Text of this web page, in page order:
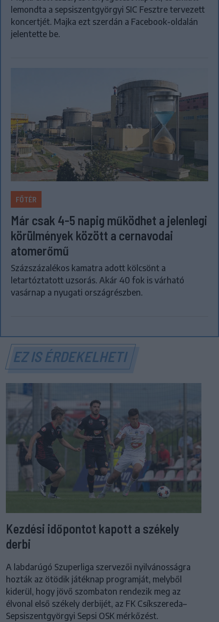
lemondta a sepsiszentgyörgyi SIC Fesztre tervezett
koncertjét. Majka ezt szerdán a Facebook-oldalán
jelentette be.
FŐTÉR
Már csak 4-5 napig működhet a jelenlegi
körülmények között a cernavodai
atomerőmű
Százszázalékos kamatra adott kölcsönt a
letartóztatott uzsorás. Akár 40 fok is várható
vasárnap a nyugati országrészben.
EZ IS ÉRDEKELHETI
Kezdési időpontot kapott a székely
derbi
A labdarúgó Szuperliga szervezői nyilvánosságra
hozták az ötödik játéknap programját, melyből
kiderül, hogy jövő szombaton rendezik meg az
élvonal első székely derbijét, az FK Csíkszereda–
Sepsiszentgyörgyi Sepsi OSK mérkőzést.